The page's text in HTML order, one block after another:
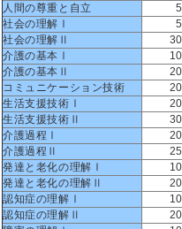
人間の尊重と自立
5
社会の理解Ⅰ 5
社会の理解Ⅱ
30
介護の基本Ⅰ
10
介護の基本Ⅱ
20
コミュニケーション技術
20
生活支援技術Ⅰ
20
生活支援技術Ⅱ
30
介護過程Ⅰ
20
介護過程Ⅱ
25
発達と老化の理解Ⅰ
10
発達と老化の理解Ⅱ
20
認知症の理解Ⅰ
10
認知症の理解Ⅱ
20